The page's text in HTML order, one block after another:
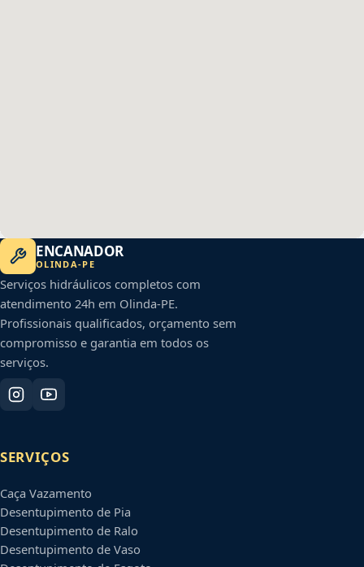
ENCANADOR
OLINDA-PE
Serviços hidráulicos completos com
atendimento 24h em Olinda-PE.
Profissionais qualificados, orçamento sem
compromisso e garantia em todos os
serviços.
SERVIÇOS
Caça Vazamento
Desentupimento de Pia
Desentupimento de Ralo
Desentupimento de Vaso